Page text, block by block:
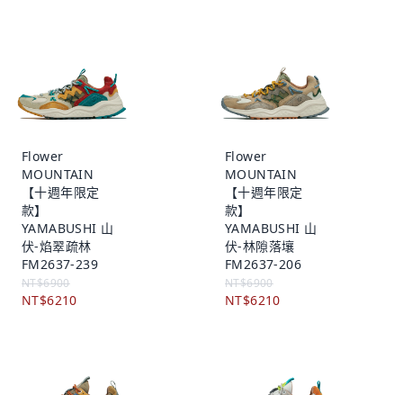
Flower
MOUNTAIN
【十週年限定
款】
YAMABUSHI 山
伏-焰翠疏林
FM2637-239
NT$6900
NT$6210
Flower
MOUNTAIN
【十週年限定
款】
YAMABUSHI 山
伏-林隙落壤
FM2637-206
NT$6900
NT$6210